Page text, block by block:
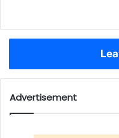
Advertisement